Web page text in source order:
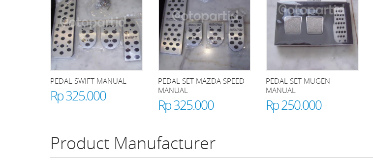
PEDAL SWIFT MANUAL
Rp 325.000
PEDAL SET MAZDA SPEED
MANUAL
Rp 325.000
PEDAL SET MUGEN
MANUAL
Rp 250.000
Product Manufacturer